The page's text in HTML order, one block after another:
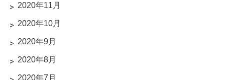
2020年11月
2020年10月
2020年9月
2020年8月
2020年7月